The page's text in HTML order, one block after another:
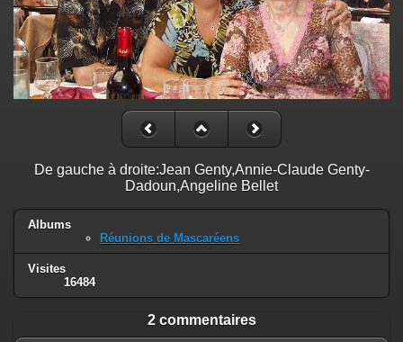
De gauche à droite:Jean Genty,Annie-Claude Genty-
Dadoun,Angeline Bellet
Albums
Réunions de Mascaréens
Visites
16484
2 commentaires